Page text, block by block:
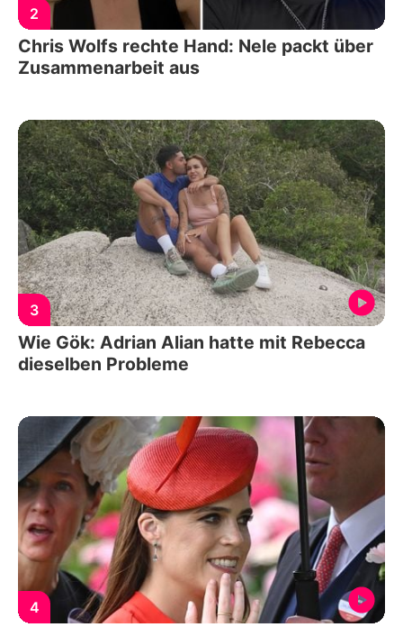
2
Chris Wolfs rechte Hand: Nele packt über
Zusammenarbeit aus
3
Wie Gök: Adrian Alian hatte mit Rebecca
dieselben Probleme
4